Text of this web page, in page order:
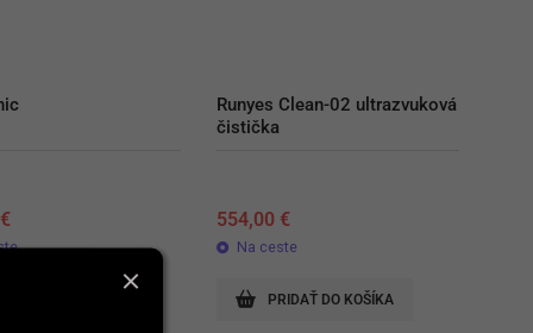
€
Runyes Clean-02 ultrazvuková
čistička
554,00 €
Na ceste
PRIDAŤ DO KOŠÍKA